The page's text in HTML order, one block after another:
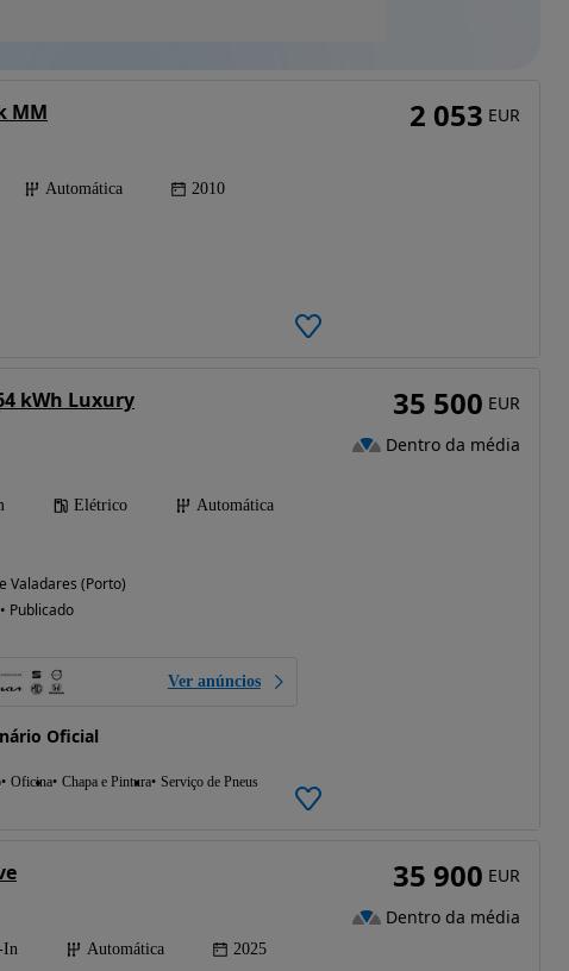
MM
Automática 2010
2 053 EUR
kWh Luxury
Elétrico
Automática
Valadares (Porto)
Publicado
Ver anúncios
Oficial
Oficina Chapa e Pintura Serviço de Pneus
35 500 EUR
Dentro da média
In Automática 2025
35 900 EUR
Dentro da média